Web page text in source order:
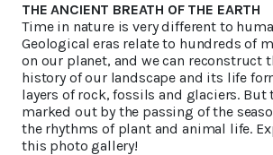
THE ANCIENT BREATH OF THE EARTH
Time in nature is very different to
Geological eras relate to hundreds of
on our planet, and we can reconstruct
history of our landscape and its life
layers of rock, fossils and glaciers. But
marked out by the passing of the
the rhythms of plant and animal life.
this photo gallery!